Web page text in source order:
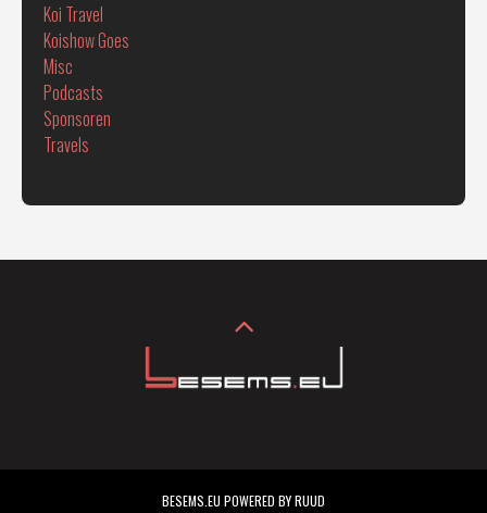
Koi Travel
Koishow Goes
Misc
Podcasts
Sponsoren
Travels
BESEMS.EU POWERED BY RUUD